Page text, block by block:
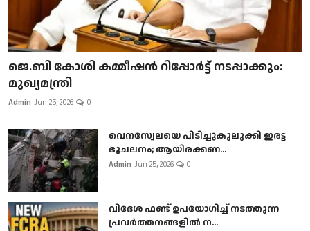
ജെ.ബി കോശി കമ്മീഷൻ റിപ്പോർട്ട് നടപ്പാക്കും:
മുഖ്യമന്ത്രി
Admin Jun 25, 2026 0
വെനസ്വേലയെ പിടിച്ചുകുലുക്കി ഇരട്ട
ഭൂചലനം; ആയിരക്കണ...
Admin Jun 25, 2026 0
വിദേശ ഫണ്ട് ഉപയോഗിച്ച് നടത്തുന്ന
പ്രവർത്തനങ്ങളിൽ ന...